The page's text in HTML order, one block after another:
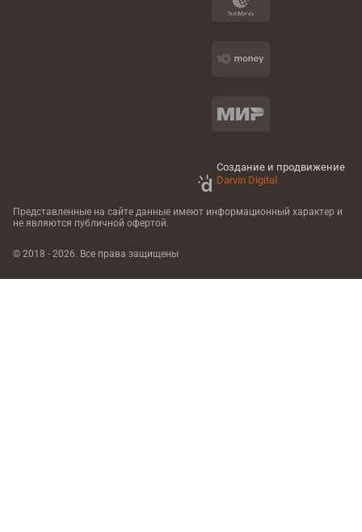
Создание и продвижение
Darvin Digital
Представленные на сайте данные имеют информационный характер и
не являются публичной офертой.
© 2018 - 2026. Все права защищены